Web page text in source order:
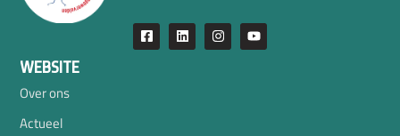
WEBSITE
Over ons
Actueel